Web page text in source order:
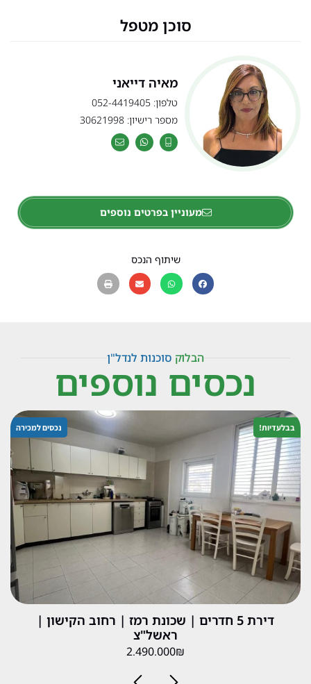
סוכן מטפל
מאיה דייאני
טלפון: 052-4419405
מספר רישיון: 30621998
מעוניין בפרטים נוספים
שיתוף הנכס
הבלוק סוכנות לנדל"ן
נכסים נוספים
נכסים למכירה בבלעדיות!
דירת 5 חדרים | שכונת רמז | רחוב הקישון |
ראשל"צ
2.490.000₪